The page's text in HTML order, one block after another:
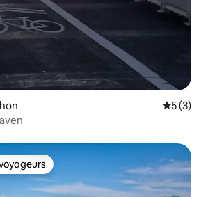
Note
5 (3)
parmi les plus aimés